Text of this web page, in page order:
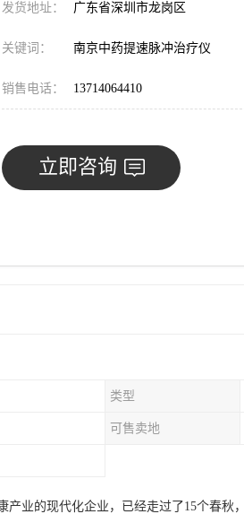
发货地址： 广东省深圳市龙岗区
关键词： 南京中药提速脉冲治疗仪
销售电话： 13714064410
立即咨询
类型
可售卖地
业的现代化企业，已经走过了15个春秋